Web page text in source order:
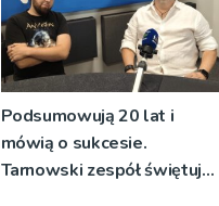
Podsumowują 20 lat i
mówią o sukcesie.
Tarnowski zespół świętuje